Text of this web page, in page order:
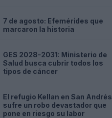
7 de agosto: Efemérides que
marcaron la historia
GES 2028-2031: Ministerio de
Salud busca cubrir todos los
tipos de cáncer
El refugio Kellan en San Andrés
sufre un robo devastador que
pone en riesgo su labor